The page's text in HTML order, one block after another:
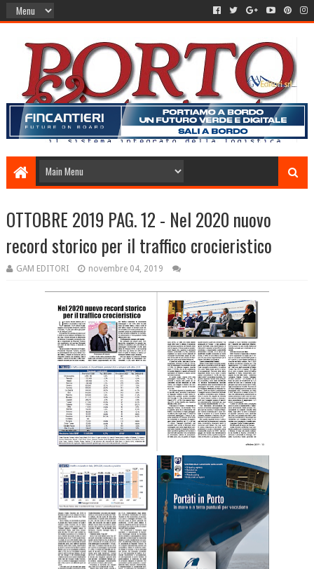
OTTOBRE 2019 PAG. 12 - Nel 2020 nuovo
record storico per il traffico crocieristico
GAM EDITORI novembre 04, 2019